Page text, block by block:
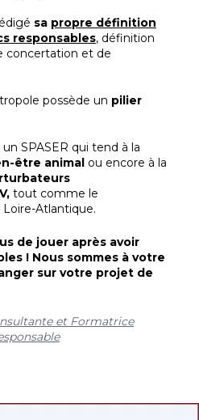
sa propre définition
responsables, définition
concertation et de
possède un pilier
SPASER qui tend à la
être animal ou encore à la
tout comme le
Atlantique.
de jouer après avoir
! Nous sommes à votre
sur votre projet de
et Formatrice